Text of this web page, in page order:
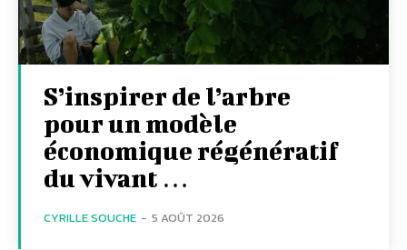
S’inspirer de l’arbre
pour un modèle
économique régénératif
du vivant …
CYRILLE SOUCHE - 5 AOÛT 2026